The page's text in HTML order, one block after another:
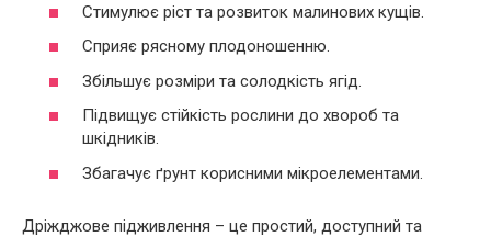
Стимулює ріст та розвиток малинових кущів.
Сприяє рясному плодоношенню.
Збільшує розміри та солодкість ягід.
Підвищує стійкість рослини до хвороб та
шкідників.
Збагачує ґрунт корисними мікроелементами.
Дріжджове підживлення – це простий, доступний та